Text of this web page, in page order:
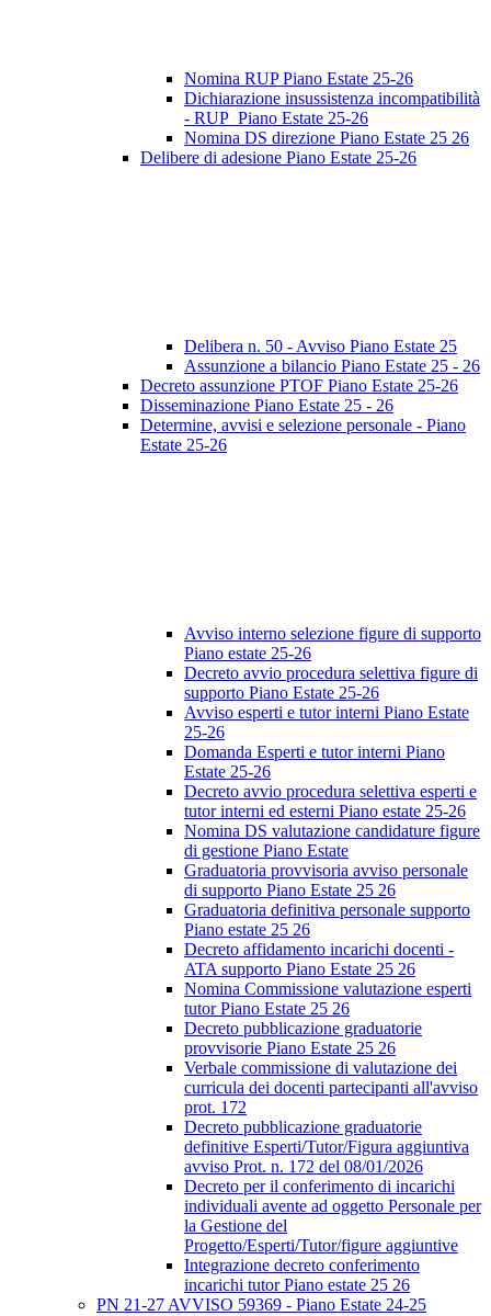
Nomina RUP Piano Estate 25-26
Dichiarazione insussistenza incompatibilità
- RUP_Piano Estate 25-26
Nomina DS direzione Piano Estate 25 26
Delibere di adesione Piano Estate 25-26
Delibera n. 50 - Avviso Piano Estate 25
Assunzione a bilancio Piano Estate 25 - 26
Decreto assunzione PTOF Piano Estate 25-26
Disseminazione Piano Estate 25 - 26
Determine, avvisi e selezione personale - Piano
Estate 25-26
Avviso interno selezione figure di supporto
Piano estate 25-26
Decreto avvio procedura selettiva figure di
supporto Piano Estate 25-26
Avviso esperti e tutor interni Piano Estate
25-26
Domanda Esperti e tutor interni Piano
Estate 25-26
Decreto avvio procedura selettiva esperti e
tutor interni ed esterni Piano estate 25-26
Nomina DS valutazione candidature figure
di gestione Piano Estate
Graduatoria provvisoria avviso personale
di supporto Piano Estate 25 26
Graduatoria definitiva personale supporto
Piano estate 25 26
Decreto affidamento incarichi docenti -
ATA supporto Piano Estate 25 26
Nomina Commissione valutazione esperti
tutor Piano Estate 25 26
Decreto pubblicazione graduatorie
provvisorie Piano Estate 25 26
Verbale commissione di valutazione dei
curricula dei docenti partecipanti all'avviso
prot. 172
Decreto pubblicazione graduatorie
definitive Esperti/Tutor/Figura aggiuntiva
avviso Prot. n. 172 del 08/01/2026
Decreto per il conferimento di incarichi
individuali avente ad oggetto Personale per
la Gestione del
Progetto/Esperti/Tutor/figure aggiuntive
Integrazione decreto conferimento
incarichi tutor Piano estate 25 26
PN 21-27 AVVISO 59369 - Piano Estate 24-25